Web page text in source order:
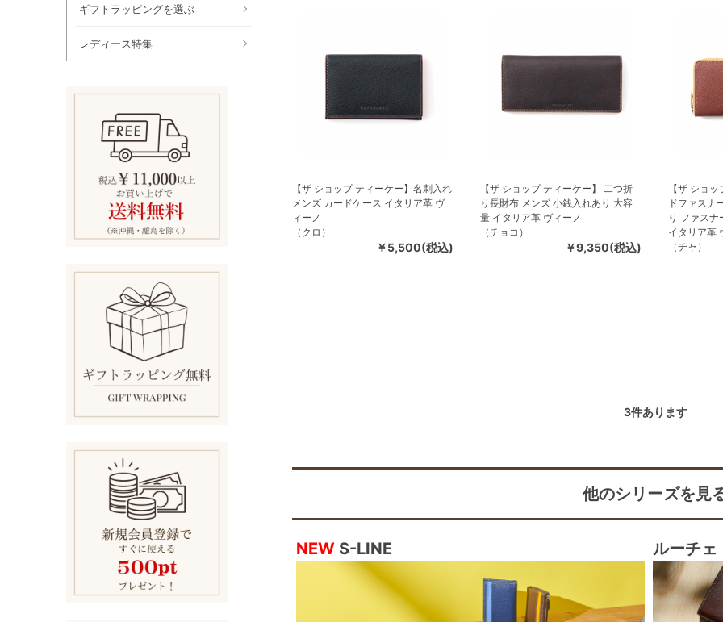
ギフトラッピングを選ぶ
レディース特集
【ザ ショップ ティーケー】名刺入れ
メンズ カードケース イタリア革 ヴ
ィーノ
（クロ）
￥5,500(税込)
【ザ ショップ ティーケー】 二つ折
り長財布 メンズ 小銭入れあり 大容
量 イタリア革 ヴィーノ
（チョコ）
￥9,350(税込)
【ザ ショ
ドファスナ
り ファスナ
イタリア革
（チャ）
3件あります
他のシリーズを見
NEW S-LINE ルーチェ